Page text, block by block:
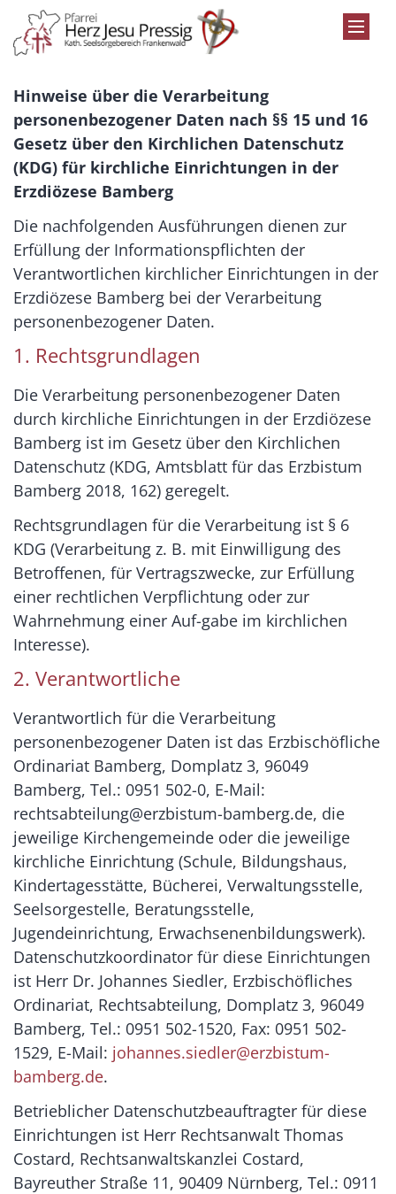
Zum Inhalt springen
Hinweise über die Verarbeitung
personenbezogener Daten nach §§ 15 und 16
Gesetz über den Kirchlichen Datenschutz
(KDG) für kirchliche Einrichtungen in der
Erzdiözese Bamberg
Die nachfolgenden Ausführungen dienen zur
Erfüllung der Informationspflichten der
Verantwortlichen kirchlicher Einrichtungen in der
Erzdiözese Bamberg bei der Verarbeitung
personenbezogener Daten.
1. Rechtsgrundlagen
Die Verarbeitung personenbezogener Daten
durch kirchliche Einrichtungen in der Erzdiözese
Bamberg ist im Gesetz über den Kirchlichen
Datenschutz (KDG, Amtsblatt für das Erzbistum
Bamberg 2018, 162) geregelt.
Rechtsgrundlagen für die Verarbeitung ist § 6
KDG (Verarbeitung z. B. mit Einwilligung des
Betroffenen, für Vertragszwecke, zur Erfüllung
einer rechtlichen Verpflichtung oder zur
Wahrnehmung einer Auf-gabe im kirchlichen
Interesse).
2. Verantwortliche
Verantwortlich für die Verarbeitung
personenbezogener Daten ist das Erzbischöfliche
Ordinariat Bamberg, Domplatz 3, 96049
Bamberg, Tel.: 0951 502-0, E-Mail:
rechtsabteilung@erzbistum-bamberg.de, die
jeweilige Kirchengemeinde oder die jeweilige
kirchliche Einrichtung (Schule, Bildungshaus,
Kindertagesstätte, Bücherei, Verwaltungsstelle,
Seelsorgestelle, Beratungsstelle,
Jugendeinrichtung, Erwachsenenbildungswerk).
Datenschutzkoordinator für diese Einrichtungen
ist Herr Dr. Johannes Siedler, Erzbischöfliches
Ordinariat, Rechtsabteilung, Domplatz 3, 96049
Bamberg, Tel.: 0951 502-1520, Fax: 0951 502-
1529, E-Mail: johannes.siedler@erzbistum-
bamberg.de.
Betrieblicher Datenschutzbeauftragter für diese
Einrichtungen ist Herr Rechtsanwalt Thomas
Costard, Rechtsanwaltskanzlei Costard,
Bayreuther Straße 11, 90409 Nürnberg, Tel.: 0911